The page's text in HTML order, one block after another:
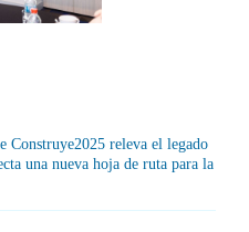
Construye2025 releva el legado
una nueva hoja de ruta para la